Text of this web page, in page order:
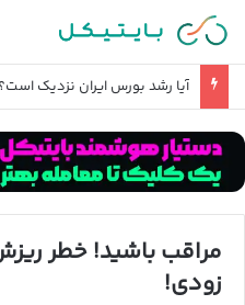
آیا رشد بورس ایران نزدیک
زودی!